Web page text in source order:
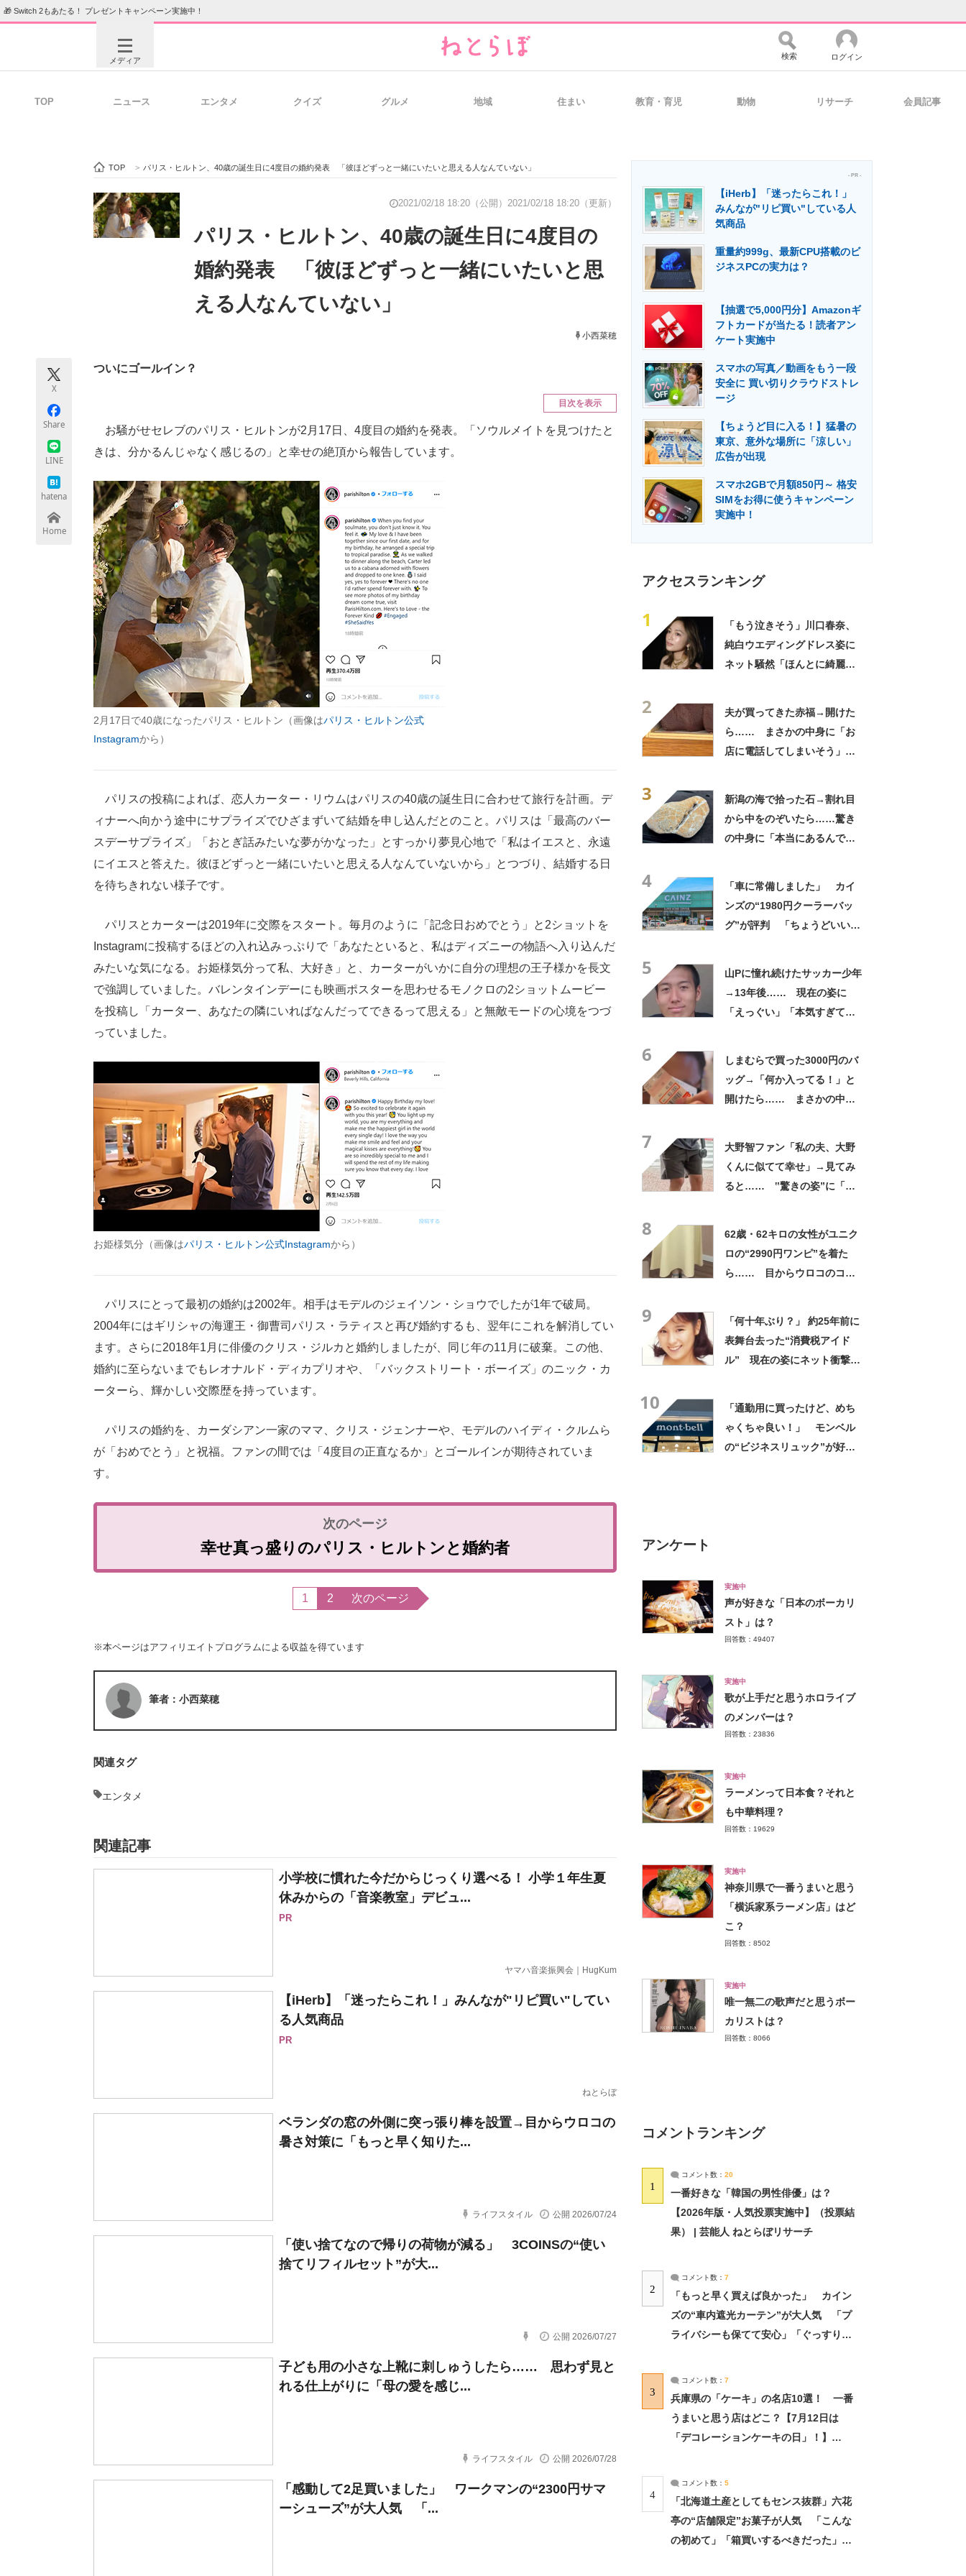
🎁 Switch 2もあたる！ プレゼントキャンペーン実施中！
メディア
ビジネスと働き方のヒント 経営リーダーのコミュニティ マーケ×ITの今がよく分かる
ITエンジニア向け専門サイト 企業向けIT製品の総合サイト IT製品の技術・比較・事例 製造業のIT導入・活用を支援
エネルギーの専門メディア 建設×テクノロジーの最前線
検索 ログイン
TOP ニュース エンタメ クイズ グルメ 地域 住まい 教育・育児 動物 リサーチ 会員記事
TOP > パリス・ヒルトン、40歳の誕生日に4度目の婚約発表 「彼ほどずっと一緒にいたいと思える人なんていない」
2021/02/18 18:20（公開） 2021/02/18 18:20（更新）
パリス・ヒルトン、40歳の誕生日に4度目の
婚約発表 「彼ほどずっと一緒にいたいと思
える人なんていない」
小西菜穂
X
Share
LINE
hatena
Home
ついにゴールイン？
目次を表示
お騒がせセレブのパリス・ヒルトンが2月17日、4度目の婚約を発表。「ソウルメイトを見つけたと
きは、分かるんじゃなく感じるの」と幸せの絶頂から報告しています。
2月17日で40歳になったパリス・ヒルトン（画像はパリス・ヒルトン公式
Instagramから）
パリスの投稿によれば、恋人カーター・リウムはパリスの40歳の誕生日に合わせて旅行を計画。デ
ィナーへ向かう途中にサプライズでひざまずいて結婚を申し込んだとのこと。パリスは「最高のバー
スデーサプライズ」「おとぎ話みたいな夢がかなった」とすっかり夢見心地で「私はイエスと、永遠
にイエスと答えた。彼ほどずっと一緒にいたいと思える人なんていないから」とつづり、結婚する日
を待ちきれない様子です。
パリスとカーターは2019年に交際をスタート。毎月のように「記念日おめでとう」と2ショットを
Instagramに投稿するほどの入れ込みっぷりで「あなたといると、私はディズニーの物語へ入り込んだ
みたいな気になる。お姫様気分って私、大好き」と、カーターがいかに自分の理想の王子様かを長文
で強調していました。バレンタインデーにも映画ポスターを思わせるモノクロの2ショットムービー
を投稿し「カーター、あなたの隣にいればなんだってできるって思える」と無敵モードの心境をつづ
っていました。
お姫様気分（画像はパリス・ヒルトン公式Instagramから）
パリスにとって最初の婚約は2002年。相手はモデルのジェイソン・ショウでしたが1年で破局。
2004年にはギリシャの海運王・御曹司パリス・ラティスと再び婚約するも、翌年にこれを解消してい
ます。さらに2018年1月に俳優のクリス・ジルカと婚約しましたが、同じ年の11月に破棄。この他、
婚約に至らないまでもレオナルド・ディカプリオや、「バックストリート・ボーイズ」のニック・カ
ーターら、輝かしい交際歴を持っています。
パリスの婚約を、カーダシアン一家のママ、クリス・ジェンナーや、モデルのハイディ・クルムら
が「おめでとう」と祝福。ファンの間では「4度目の正直なるか」とゴールインが期待されていま
す。
幸せ真っ盛りのパリス・ヒルトンと婚約者
1 2 次のページ
※本ページはアフィリエイトプログラムによる収益を得ています
筆者：小西菜穂
関連タグ
エンタメ
関連記事
小学校に慣れた今だからじっくり選べる！ 小学１年生夏
休みからの「音楽教室」デビュ...
PR
ヤマハ音楽振興会｜HugKum
【iHerb】「迷ったらこれ！」みんなが"リピ買い"してい
る人気商品
PR
ねとらぼ
ベランダの窓の外側に突っ張り棒を設置→目からウロコの
暑さ対策に「もっと早く知りた...
ライフスタイル 公開 2026/07/24
「使い捨てなので帰りの荷物が減る」 3COINSの“使い
捨てリフィルセット”が大...
公開 2026/07/27
子ども用の小さな上靴に刺しゅうしたら…… 思わず見と
れる仕上がりに「母の愛を感じ...
ライフスタイル 公開 2026/07/28
「感動して2足買いました」 ワークマンの“2300円サマ
ーシューズ”が大人気 「...
- PR -
【iHerb】「迷ったらこれ！」
みんなが"リピ買い"している人
気商品
重量約999g、最新CPU搭載のビ
ジネスPCの実力は？
【抽選で5,000円分】Amazonギ
フトカードが当たる！読者アン
ケート実施中
スマホの写真／動画をもう一段
安全に 買い切りクラウドストレ
ージ
【ちょうど目に入る！】猛暑の
東京、意外な場所に「涼しい」
広告が出現
スマホ2GBで月額850円～ 格安
SIMをお得に使うキャンペーン
実施中！
アクセスランキング
1
「もう泣きそう」川口春奈、
純白ウエディングドレス姿に
ネット騒然「ほんとに綺麗」
2
夫が買ってきた赤福→開けた
ら…… まさかの中身に「お
店に電話してしまいそう」
3
新潟の海で拾った石→割れ目
から中をのぞいたら……驚き
の中身に「本当にあるんです
4
「車に常備しました」 カイ
ンズの“1980円クーラーバッ
グ”が評判 「ちょうどいい大
5
山Pに憧れ続けたサッカー少年
→13年後…… 現在の姿に
「えっぐい」「本気すぎて尊
6
しまむらで買った3000円のバ
ッグ→「何か入ってる！」と
開けたら…… まさかの中身
7
大野智ファン「私の夫、大野
くんに似てて幸せ」→見てみ
ると…… ‟驚きの姿”に「最
8
62歳・62キロの女性がユニク
ロの“2990円ワンピ”を着た
ら…… 目からウロコのコー
9
「何十年ぶり？」 約25年前に
表舞台去った“消費税アイド
ル” 現在の姿にネット衝撃
10
「通勤用に買ったけど、めち
ゃくちゃ良い！」 モンベル
の“ビジネスリュック”が好
アンケート
実施中
声が好きな「日本のボーカリ
スト」は？
回答数：49407
実施中
歌が上手だと思うホロライブ
のメンバーは？
回答数：23836
実施中
ラーメンって日本食？それと
も中華料理？
回答数：19629
実施中
神奈川県で一番うまいと思う
「横浜家系ラーメン店」はど
こ？
回答数：8502
実施中
唯一無二の歌声だと思うボー
カリストは？
回答数：8066
コメントランキング
1
コメント数： 20
一番好きな「韓国の男性俳優」は？
【2026年版・人気投票実施中】（投票結
果） | 芸能人 ねとらぼリサーチ
2
コメント数： 7
「もっと早く買えば良かった」 カイン
ズの“車内遮光カーテン”が大人気 「プ
ライバシーも保てて安心」「ぐっすり眠
3
コメント数： 7
兵庫県の「ケーキ」の名店10選！ 一番
うまいと思う店はどこ？【7月12日は
「デコレーションケーキの日」！】
4
コメント数： 5
「北海道土産としてもセンス抜群」六花
亭の“店舗限定”お菓子が人気 「こんな
の初めて」「箱買いするべきだった」